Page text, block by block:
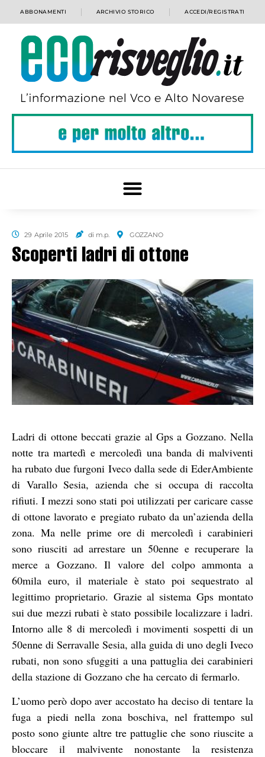
ABBONAMENTI ARCHIVIO STORICO ACCEDI/REGISTRATI
29 Aprile 2015 di m.p. GOZZANO
Scoperti ladri di ottone
Ladri di ottone beccati grazie al Gps a Gozzano. Nella
notte tra martedì e mercoledì una banda di malviventi
ha rubato due furgoni Iveco dalla sede di EderAmbiente
di Varallo Sesia, azienda che si occupa di raccolta
rifiuti. I mezzi sono stati poi utilizzati per caricare casse
di ottone lavorato e pregiato rubato da un’azienda della
zona. Ma nelle prime ore di mercoledì i carabinieri
sono riusciti ad arrestare un 50enne e recuperare la
merce a Gozzano. Il valore del colpo ammonta a
60mila euro, il materiale è stato poi sequestrato al
legittimo proprietario. Grazie al sistema Gps montato
sui due mezzi rubati è stato possibile localizzare i ladri.
Intorno alle 8 di mercoledì i movimenti sospetti di un
50enne di Serravalle Sesia, alla guida di uno degli Iveco
rubati, non sono sfuggiti a una pattuglia dei carabinieri
della stazione di Gozzano che ha cercato di fermarlo.
L’uomo però dopo aver accostato ha deciso di tentare la
fuga a piedi nella zona boschiva, nel frattempo sul
posto sono giunte altre tre pattuglie che sono riuscite a
bloccare il malvivente nonostante la resistenza